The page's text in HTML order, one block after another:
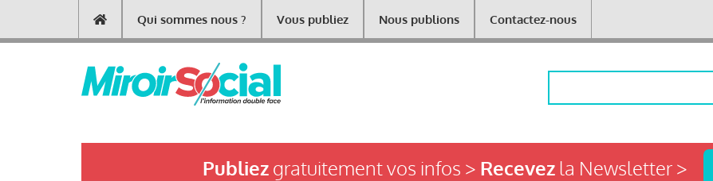
contenu
Main
navigation
Qui sommes nous ? Vous publiez Nous publions Contactez-nous
Publiezgratuitement vos infos > Recevezla Newsletter >